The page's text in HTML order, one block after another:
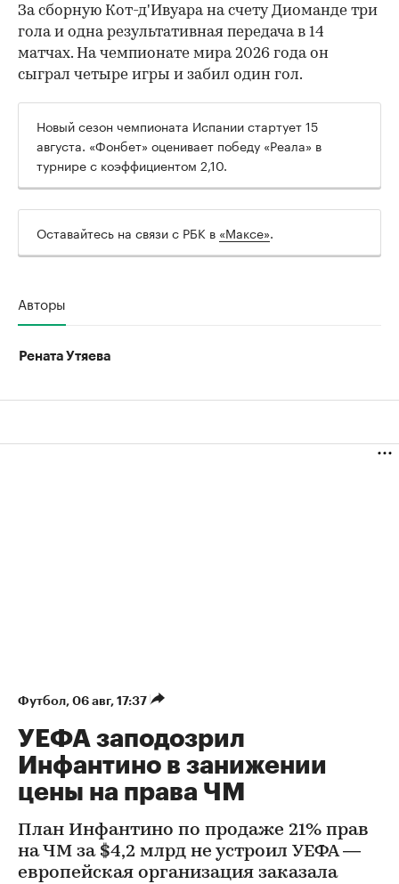
00:00 / 00:00
За сборную Кот-д'Ивуара на счету Диоманде три
гола и одна результативная передача в 14
матчах. На чемпионате мира 2026 года он
сыграл четыре игры и забил один гол.
Новый сезон чемпионата Испании стартует 15
августа. «Фонбет» оценивает победу «Реала» в
турнире с коэффициентом 2,10.
Оставайтесь на связи с РБК в «Максе».
Авторы
Рената Утяева
Футбол⁠, 06 авг, 17:37
УЕФА заподозрил
Инфантино в занижении
цены на права ЧМ
План Инфантино по продаже 21% прав
на ЧМ за $4,2 млрд не устроил УЕФА —
европейская организация заказала